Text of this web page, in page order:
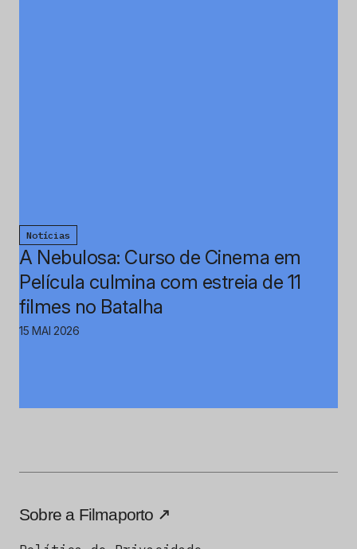
Notícias
A Nebulosa: Curso de Cinema em
Película culmina com estreia de 11
filmes no Batalha
15 MAI 2026
Sobre a Filmaporto